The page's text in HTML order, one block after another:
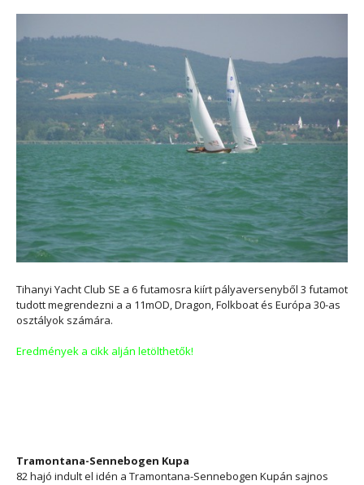
Tihanyi Yacht Club SE a 6 futamosra kiírt pályaversenyből 3 futamot
tudott megrendezni a a 11mOD, Dragon, Folkboat és Európa 30-as
osztályok számára.
Eredmények a cikk alján letölthetők!
Tramontana-Sennebogen Kupa
82 hajó indult el idén a Tramontana-Sennebogen Kupán sajnos